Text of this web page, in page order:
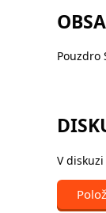
Pouzdro
V